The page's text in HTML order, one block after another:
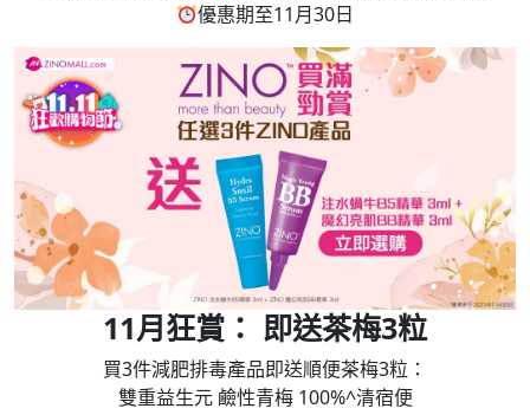
優惠期至11月30日
11月狂賞： 即送茶梅3粒
買3件減肥排毒產品即送順便茶梅3粒：
雙重益生元 鹼性青梅 100%^清宿便